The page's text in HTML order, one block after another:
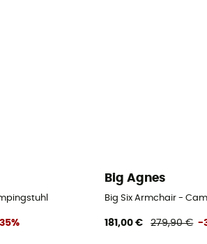
Big Agnes
Big Six Armchair -
181,00 € 279,90 € -